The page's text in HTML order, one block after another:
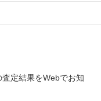
定結果をWebでお知